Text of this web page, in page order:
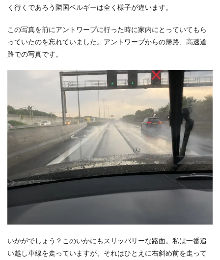
く行くであろう隣国ベルギーは全く様子が違います。
この写真を前にアントワープに行った時に家内にとっていてもら
っていたのを忘れていました。アントワープからの帰路、高速道
路での写真です。
いかがでしょう？このいかにもスリッパリーな路面。私は一番追
い越し車線を走っていますが、それはひとえに右斜め前を走って